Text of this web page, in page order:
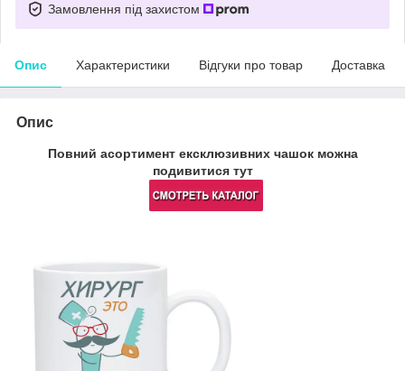
Замовлення під захистом
Опис Характеристики Відгуки про товар Доставка
Опис
Повний асортимент ексклюзивних чашокможна
подивитися тут